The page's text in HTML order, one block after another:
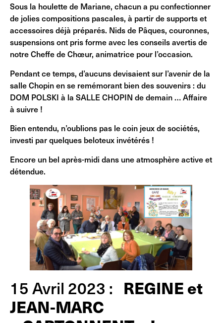
Sous la houlette de Mariane, chacun a pu confectionner
de jolies compositions pascales, à partir de supports et
accessoires déjà préparés. Nids de Pâques, couronnes,
suspensions ont pris forme avec les conseils avertis de
notre Cheffe de Chœur, animatrice pour l’occasion.
Pendant ce temps, d’aucuns devisaient sur l’avenir de la
salle Chopin en se remémorant bien des souvenirs : du
DOM POLSKI à la SALLE CHOPIN de demain … Affaire
à suivre !
Bien entendu, n’oublions pas le coin jeux de sociétés,
investi par quelques beloteux invétérés !
Encore un bel après-midi dans une atmosphère active et
détendue.
15 Avril 2023 : REGINE et
JEAN-MARC